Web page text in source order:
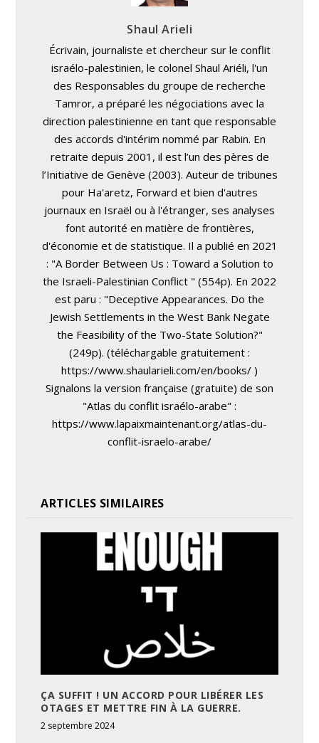
Shaul Arieli
Écrivain, journaliste et chercheur sur le conflit
israélo-palestinien, le colonel Shaul Ariéli, l'un
des Responsables du groupe de recherche
Tamror, a préparé les négociations avec la
direction palestinienne en tant que responsable
des accords d'intérim nommé par Rabin. En
retraite depuis 2001, il est l’un des pères de
l’Initiative de Genève (2003). Auteur de tribunes
pour Ha'aretz, Forward et bien d'autres
journaux en Israël ou à l'étranger, ses analyses
font autorité en matière de frontières,
d'économie et de statistique. Il a publié en 2021
: "A Border Between Us : Toward a Solution to
the Israeli-Palestinian Conflict " (554p). En 2022
est paru : "Deceptive Appearances. Do the
Jewish Settlements in the West Bank Negate
the Feasibility of the Two-State Solution?"
(249p). (téléchargable gratuitement :
https://www.shaularieli.com/en/books/ )
Signalons la version française (gratuite) de son
"Atlas du conflit israélo-arabe" :
https://www.lapaixmaintenant.org/atlas-du-
conflit-israelo-arabe/
ARTICLES SIMILAIRES
ÇA SUFFIT ! UN ACCORD POUR LIBÉRER LES
OTAGES ET METTRE FIN À LA GUERRE.
2 septembre 2024